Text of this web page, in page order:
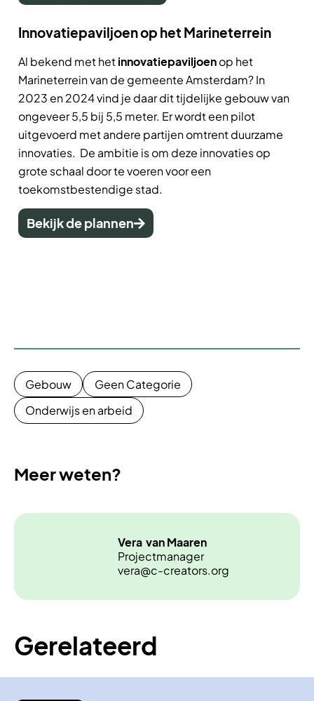
Innovatiepaviljoen op het Marineterrein
Al bekend met hetinnovatiepaviljoenop het
Marineterrein van de gemeente Amsterdam?In
2023 en 2024 vind je daar dit tijdelijke gebouw van
ongeveer 5,5 bij 5,5 meter. Er wordt een pilot
uitgevoerd met andere partijen omtrent duurzame
innovaties. De ambitie is om deze innovaties op
grote schaal door te voeren voor een
toekomstbestendige stad.
Bekijk de plannen
Gebouw
Geen Categorie
Onderwijs en arbeid
Meer weten?
Vera van Maaren
Projectmanager
vera@c-creators.org
Gerelateerd